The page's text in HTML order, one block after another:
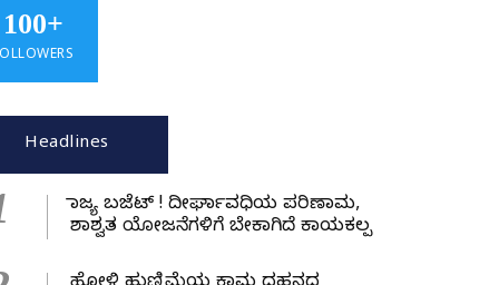
100+
Headlines
ರಾಜ್ಯ ಬಜೆಟ್ ! ದೀರ್ಘಾವಧಿಯ ಪರಿಣಾಮ,
ಶಾಶ್ವತ ಯೋಜನೆಗಳಿಗೆ ಬೇಕಾಗಿದೆ ಕಾಯಕಲ್ಪ